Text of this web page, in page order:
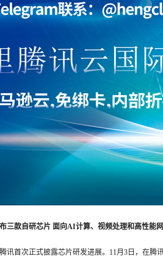
三款自研芯片 面向AI计算、视频处理和高性能
首次正式披露芯片研发进展。11月3日，在腾